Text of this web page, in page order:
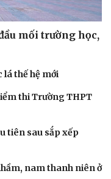
mối trường học,
lá thế hệ mới
thi Trường THPT
tiên sau sắp xếp
nam thanh niên ở